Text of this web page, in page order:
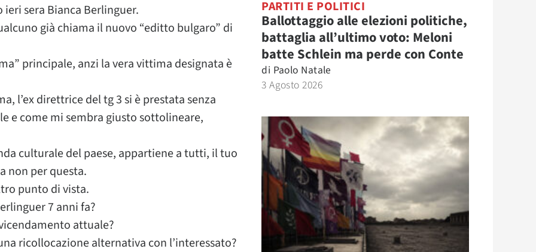
sera Bianca Berlinguer.
già chiama il nuovo “editto bulgaro” di
principale, anzi la vera vittima designata è
l’ex direttrice del tg 3 si è prestata senza
e come mi sembra giusto sottolineare,
culturale del paese, appartiene a tutti, il tuo
non per questa.
punto di vista.
7 anni fa?
attuale?
ricollocazione alternativa con l’interessato?
PARTITI E POLITICI
Ballottaggio alle elezioni politiche,
battaglia all’ultimo voto: Meloni
batte Schlein ma perde con Conte
di Paolo Natale
3 Agosto 2026